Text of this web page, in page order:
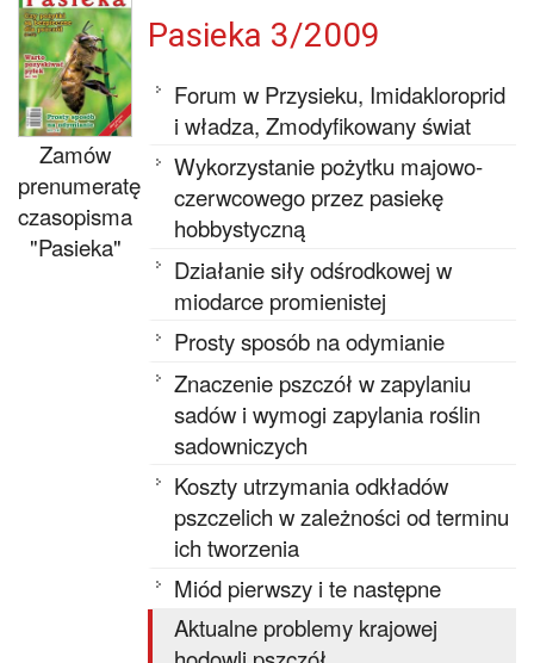
Zamów
prenumeratę
czasopisma
"Pasieka"
Pasieka 3/2009
Forum w Przysieku, Imidakloroprid
i władza, Zmodyfikowany świat
Wykorzystanie pożytku majowo-
czerwcowego przez pasiekę
hobbystyczną
Działanie siły odśrodkowej w
miodarce promienistej
Prosty sposób na odymianie
Znaczenie pszczół w zapylaniu
sadów i wymogi zapylania roślin
sadowniczych
Koszty utrzymania odkładów
pszczelich w zależności od terminu
ich tworzenia
Miód pierwszy i te następne
Aktualne problemy krajowej